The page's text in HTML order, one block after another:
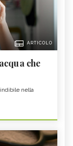
ARTICOLO
che
nella